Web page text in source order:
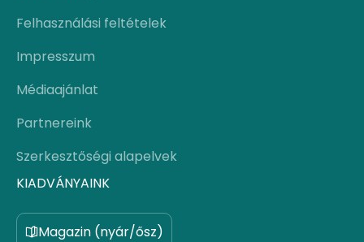
Felhasználási feltételek
Impresszum
Médiaajánlat
Partnereink
Szerkesztőségi alapelvek
KIADVÁNYAINK
Magazin (nyár/ősz)